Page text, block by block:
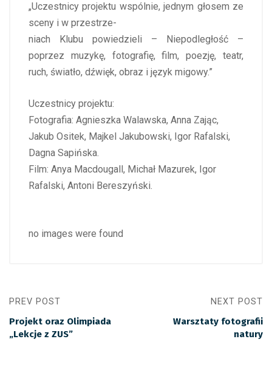
„Uczestnicy projektu wspólnie, jednym głosem ze
sceny i w przestrze-
niach Klubu powiedzieli – Niepodległość –
poprzez muzykę, fotografię, film, poezję, teatr,
ruch, światło, dźwięk, obraz i język migowy.”
Uczestnicy projektu:
Fotografia: Agnieszka Walawska, Anna Zając,
Jakub Ositek, Majkel Jakubowski, Igor Rafalski,
Dagna Sapińska.
Film: Anya Macdougall, Michał Mazurek, Igor
Rafalski, Antoni Bereszyński.
no images were found
PREV POST
Projekt oraz Olimpiada
„Lekcje z ZUS”
NEXT POST
Warsztaty fotografii
natury